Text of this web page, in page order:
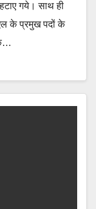
गये। साथ ही
के प्रमुख पदों के